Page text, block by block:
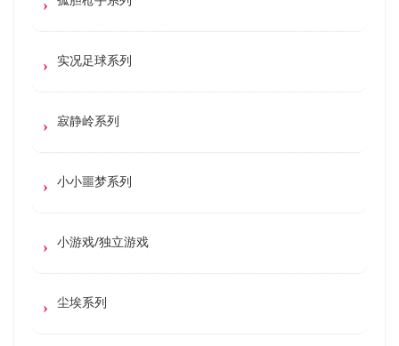
实况足球系列
寂静岭系列
小小噩梦系列
小游戏/独立游戏
尘埃系列